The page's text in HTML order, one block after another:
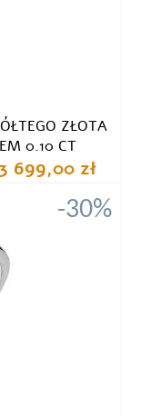
ZŁOTA
0.10 CT
3 699,00 zł
-30%